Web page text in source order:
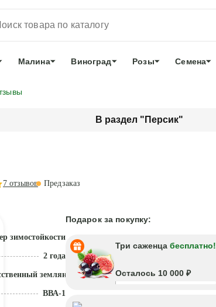
ЗАБРОНИРОВАТЬЛУЧШЕЕ
Малина Виноград Розы Семена
В раздел "Персик"
7 отзывов Предзаказ
зимостойкости
2 года
земляной ком
ВВА-1
Подарок за покупку:
Три саженца бесплатно!
Осталось 10 000 ₽